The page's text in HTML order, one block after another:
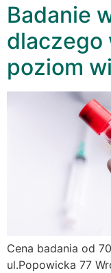
Badanie
dlaczego
poziom
Cena badania od
ul.Popowicka 77